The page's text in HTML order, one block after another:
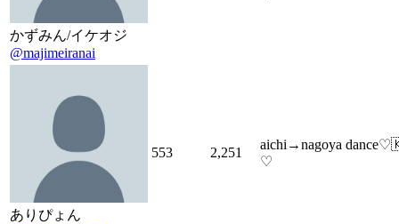
かずみん/イケオジ
@majimeiranai
ありぴょん
553 2,251
aichi→nagoya
♡